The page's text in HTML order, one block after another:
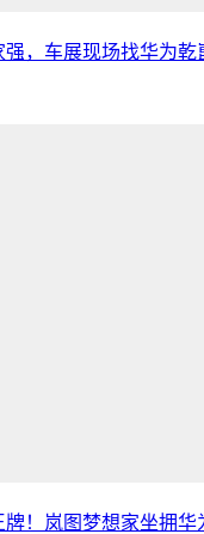
，车展现场找华为乾
！岚图梦想家坐拥华